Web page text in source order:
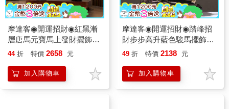
摩達客◉開運招財◉紅黑漸
層唐馬元寶馬上發財擺飾_
客廳玄關臥室好風水好運勢
44 折 特價 2658 元
加入購物車
摩達客◉開運招財◉踏峰招
財步步高升藍色駿馬擺飾_
客廳玄關臥室好風水好運勢
49 折 特價 2138 元
加入購物車